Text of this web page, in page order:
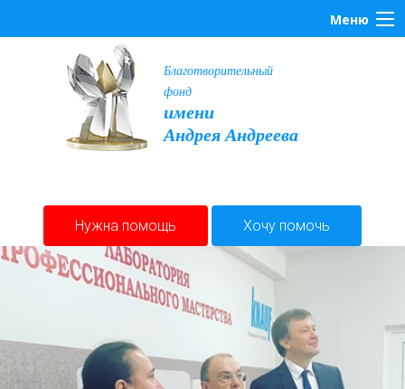
Меню
Благотворительный
фонд
имени
Андрея Андреева
Нужна помощь Хочу помочь